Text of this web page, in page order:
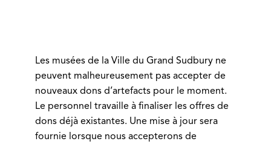
Les musées de la Ville du Grand Sudbury ne
peuvent malheureusement pas accepter de
nouveaux dons d’artefacts pour le moment.
Le personnel travaille à finaliser les offres de
dons déjà existantes. Une mise à jour sera
fournie lorsque nous accepterons de